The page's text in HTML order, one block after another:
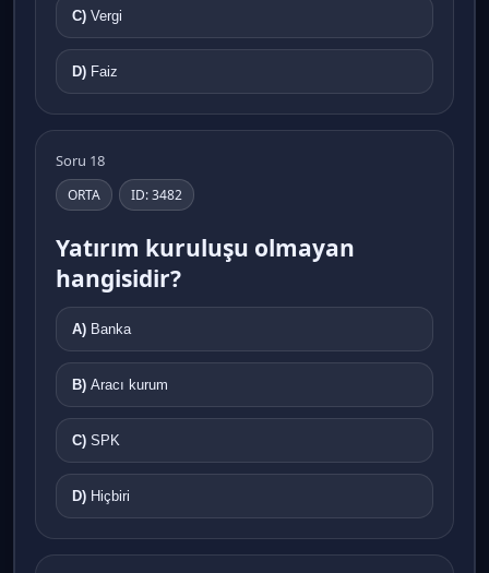
C) Vergi
D) Faiz
Soru 18
ORTA ID: 3482
Yatırım kuruluşu olmayan
hangisidir?
A) Banka
B) Aracı kurum
C) SPK
D) Hiçbiri